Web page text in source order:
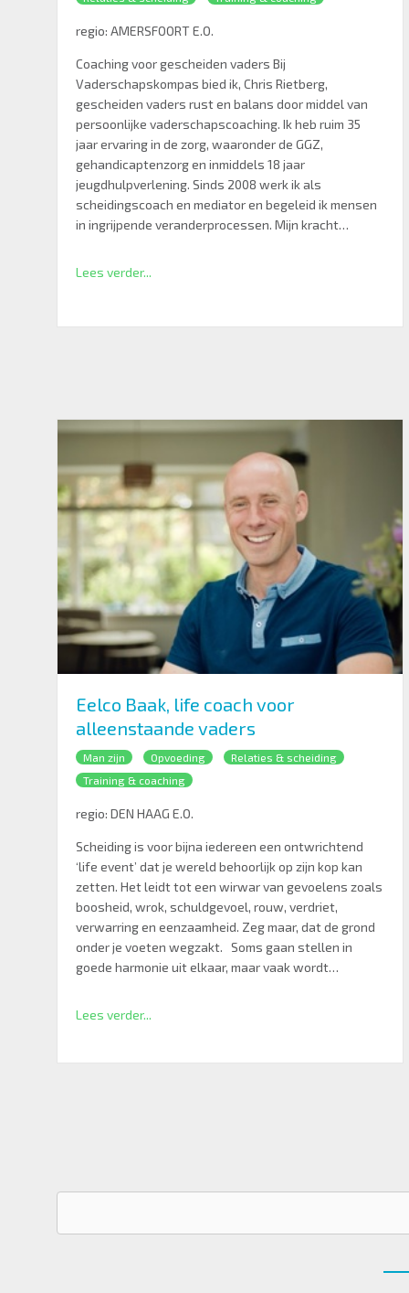
regio: AMERSFOORT E.O.
Coaching voor gescheiden vaders Bij
Vaderschapskompas bied ik, Chris Rietberg,
gescheiden vaders rust en balans door middel van
persoonlijke vaderschapscoaching. Ik heb ruim 35
jaar ervaring in de zorg, waaronder de GGZ,
gehandicaptenzorg en inmiddels 18 jaar
jeugdhulpverlening. Sinds 2008 werk ik als
scheidingscoach en mediator en begeleid ik mensen
in ingrijpende veranderprocessen. Mijn kracht…
Lees verder...
Eelco Baak, life coach voor
alleenstaande vaders
Man zijn Opvoeding
Relaties & scheiding
Training & coaching
regio: DEN HAAG E.O.
Scheiding is voor bijna iedereen een ontwrichtend
‘life event’ dat je wereld behoorlijk op zijn kop kan
zetten. Het leidt tot een wirwar van gevoelens zoals
boosheid, wrok, schuldgevoel, rouw, verdriet,
verwarring en eenzaamheid. Zeg maar, dat de grond
onder je voeten wegzakt. Soms gaan stellen in
goede harmonie uit elkaar, maar vaak wordt…
Lees verder...